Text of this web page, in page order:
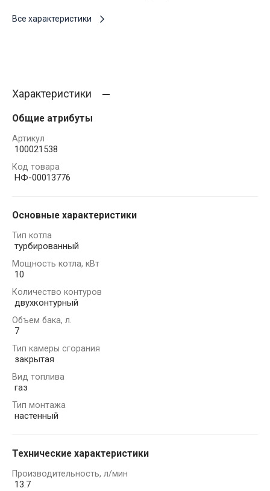
Все характеристики
Характеристики
Общие атрибуты
Артикул
100021538
Код товара
НФ-00013776
Основные характеристики
Тип котла
турбированный
Мощность котла, кВт
10
Количество контуров
двухконтурный
Объем бака, л.
7
Тип камеры сгорания
закрытая
Вид топлива
газ
Тип монтажа
настенный
Технические характеристики
Производительность, л/мин
13.7